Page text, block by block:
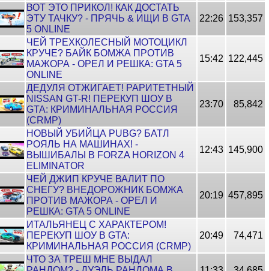
ВОТ ЭТО ПРИКОЛ! КАК ДОСТАТЬ
ЭТУ ТАЧКУ? - ПРЯЧЬ & ИЩИ В GTA
5 ONLINE
22:26 153,357
ЧЕЙ ТРЕХКОЛЕСНЫЙ МОТОЦИКЛ
КРУЧЕ? БАЙК БОМЖА ПРОТИВ
МАЖОРА - ОРЕЛ И РЕШКА: GTA 5
ONLINE
15:42 122,445
ДЕДУЛЯ ОТЖИГАЕТ! РАРИТЕТНЫЙ
NISSAN GT-R! ПЕРЕКУП ШОУ В
GTA: КРИМИНАЛЬНАЯ РОССИЯ
(CRMP)
23:70 85,842
НОВЫЙ УБИЙЦА PUBG? БАТЛ
РОЯЛЬ НА МАШИНАХ! -
ВЫШИБАЛЫ В FORZA HORIZON 4
ELIMINATOR
12:43 145,900
ЧЕЙ ДЖИП КРУЧЕ ВАЛИТ ПО
СНЕГУ? ВНЕДОРОЖНИК БОМЖА
ПРОТИВ МАЖОРА - ОРЕЛ И
РЕШКА: GTA 5 ONLINE
20:19 457,895
ИТАЛЬЯНЕЦ С ХАРАКТЕРОМ!
ПЕРЕКУП ШОУ В GTA:
КРИМИНАЛЬНАЯ РОССИЯ (CRMP)
20:49 74,471
ЧТО ЗА ТРЕШ МНЕ ВЫДАЛ